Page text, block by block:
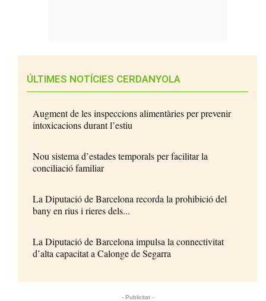
ÚLTIMES NOTÍCIES CERDANYOLA
Augment de les inspeccions alimentàries per prevenir
intoxicacions durant l’estiu
Nou sistema d’estades temporals per facilitar la
conciliació familiar
La Diputació de Barcelona recorda la prohibició del
bany en rius i rieres dels...
La Diputació de Barcelona impulsa la connectivitat
d’alta capacitat a Calonge de Segarra
- Publicitat -